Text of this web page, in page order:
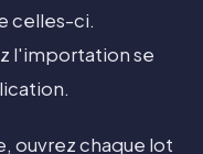
celles-ci.
l'importation se
ouvrez chaque lot